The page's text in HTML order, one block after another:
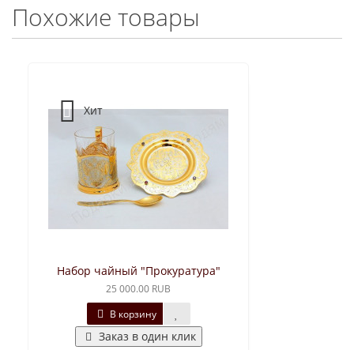
Похожие товары
Хит
Набор чайный "Прокуратура"
25 000.00 RUB
В корзину
Заказ в один клик